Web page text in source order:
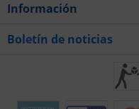
Información
Boletín de noticias